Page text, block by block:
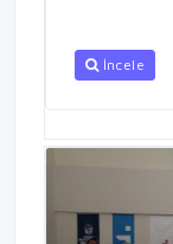
İncele